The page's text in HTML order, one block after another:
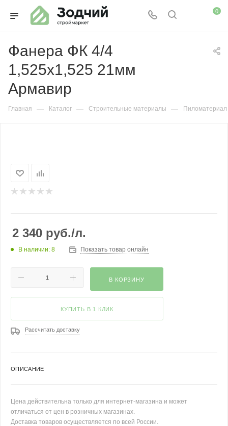
0
Фанера ФК 4/4
1,525х1,525 21мм
Армавир
Главная — Каталог — Строительные материалы — Пиломатериал
2 340 руб./л.
В наличии: 8 Показать товар онлайн
В КОРЗИНУ
КУПИТЬ В 1 КЛИК
Рассчитать доставку
ОПИСАНИЕ
Цена действительна только для интернет-магазина и может
отличаться от цен в розничных магазинах.
Доставка товаров осуществляется по всей России.